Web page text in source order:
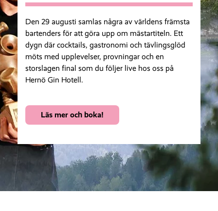
Den 29 augusti samlas några av världens främsta
bartenders för att göra upp om mästartiteln. Ett
dygn där cocktails, gastronomi och tävlingsglöd
möts med upplevelser, provningar och en
storslagen final som du följer live hos oss på
Hernö Gin Hotell.
Läs mer och boka!